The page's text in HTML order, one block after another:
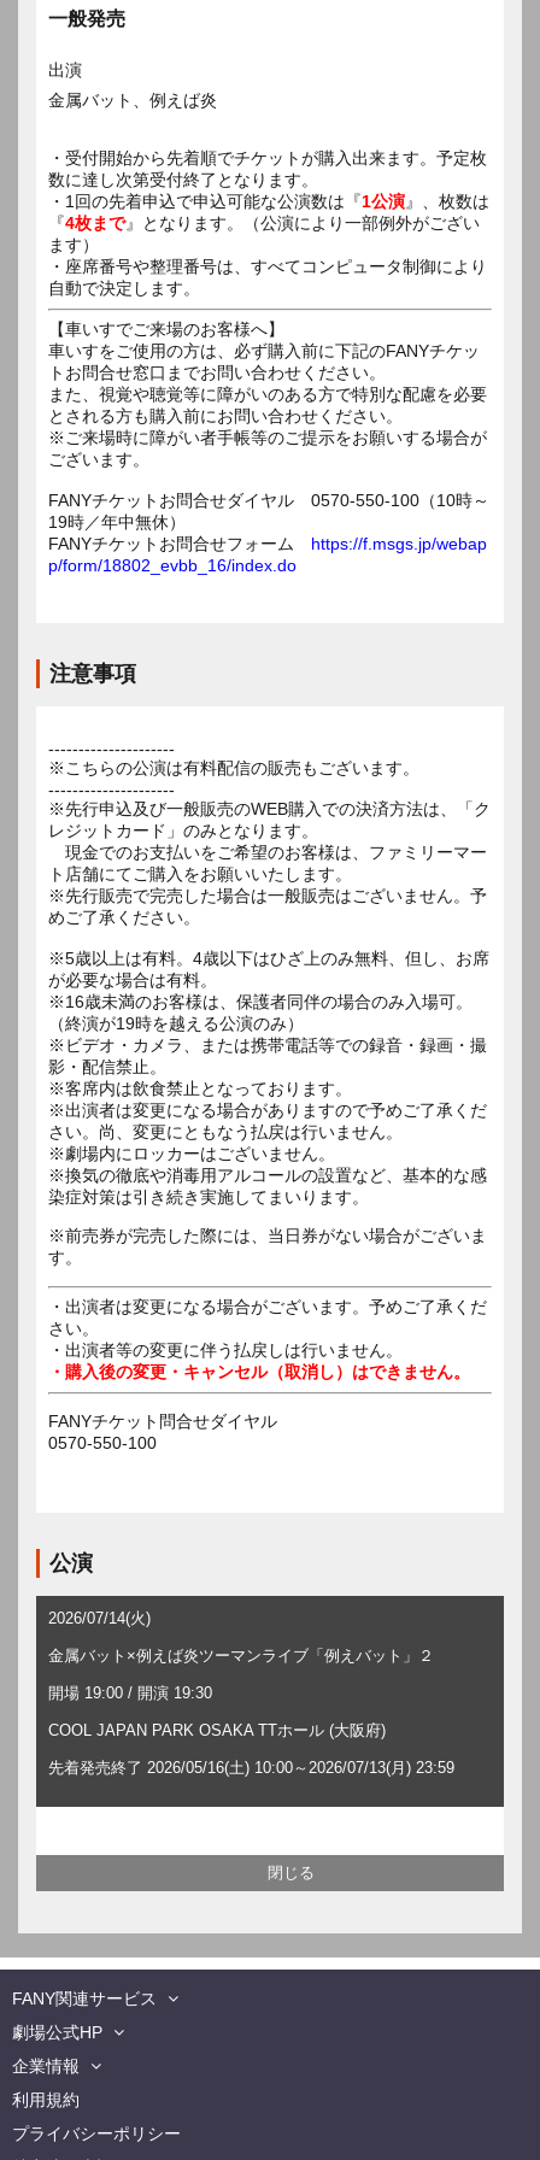
一般発売
出演
金属バット、例えば炎
・受付開始から先着順でチケットが購入出来ます。予定枚
数に達し次第受付終了となります。
・1回の先着申込で申込可能な公演数は『1公演』、枚数は
『4枚まで』となります。（公演により一部例外がござい
ます）
・座席番号や整理番号は、すべてコンピュータ制御により
自動で決定します。
【車いすでご来場のお客様へ】
車いすをご使用の方は、必ず購入前に下記のFANYチケッ
トお問合せ窓口までお問い合わせください。
また、視覚や聴覚等に障がいのある方で特別な配慮を必要
とされる方も購入前にお問い合わせください。
※ご来場時に障がい者手帳等のご提示をお願いする場合が
ございます。
FANYチケットお問合せダイヤル 0570-550-100（10時～
19時／年中無休）
FANYチケットお問合せフォーム https://f.msgs.jp/webap
p/form/18802_evbb_16/index.do
注意事項
---------------------
※こちらの公演は有料配信の販売もございます。
---------------------
※先行申込及び一般販売のWEB購入での決済方法は、「ク
レジットカード」のみとなります。
現金でのお支払いをご希望のお客様は、ファミリーマー
ト店舗にてご購入をお願いいたします。
※先行販売で完売した場合は一般販売はございません。予
めご了承ください。
※5歳以上は有料。4歳以下はひざ上のみ無料、但し、お席
が必要な場合は有料。
※16歳未満のお客様は、保護者同伴の場合のみ入場可。
（終演が19時を越える公演のみ）
※ビデオ・カメラ、または携帯電話等での録音・録画・撮
影・配信禁止。
※客席内は飲食禁止となっております。
※出演者は変更になる場合がありますので予めご了承くだ
さい。尚、変更にともなう払戻は行いません。
※劇場内にロッカーはございません。
※換気の徹底や消毒用アルコールの設置など、基本的な感
染症対策は引き続き実施してまいります。
※前売券が完売した際には、当日券がない場合がございま
す。
・出演者は変更になる場合がございます。予めご了承くだ
さい。
・出演者等の変更に伴う払戻しは行いません。
・購入後の変更・キャンセル（取消し）はできません。
FANYチケット問合せダイヤル
0570-550-100
公演
2026/07/14(火)
金属バット×例えば炎ツーマンライブ「例えバット」２
開場 19:00 / 開演 19:30
COOL JAPAN PARK OSAKA TTホール (大阪府)
先着発売終了 2026/05/16(土) 10:00～2026/07/13(月) 23:59
FANY関連サービス
劇場公式HP
企業情報
利用規約
プライバシーポリシー